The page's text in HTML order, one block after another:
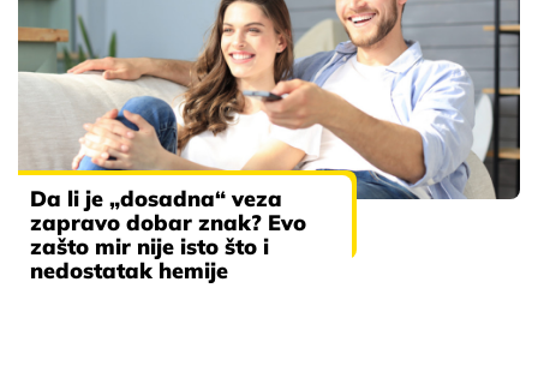
Da li je „dosadna“ veza
zapravo dobar znak? Evo
zašto mir nije isto što i
nedostatak hemije